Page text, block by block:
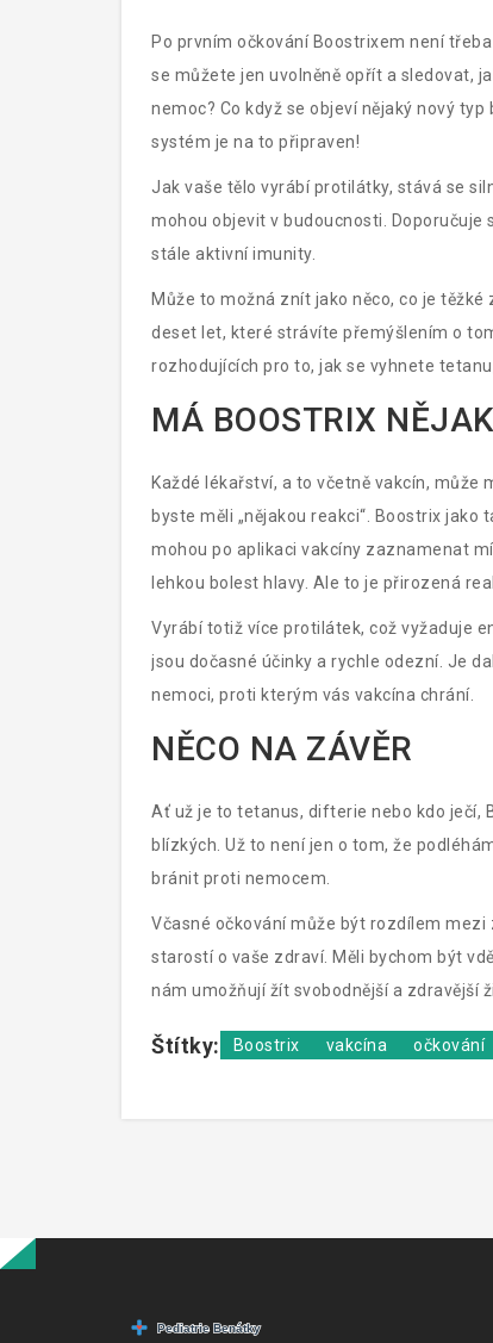
Po prvním očkování Boostrixem není
se můžete jen uvolněně opřít a sledovat,
nemoc? Co když se objeví nějaký nový
systém je na to připraven!
Jak vaše tělo vyrábí protilátky, stává se
mohou objevit v budoucnosti.
stále aktivní imunity.
Může to možná znít jako něco, co je
deset let, které strávíte přemýšlením o
rozhodujících pro to, jak se vyhnete
MÁ BOOSTRIX
Každé lékařství, a to včetně vakcín, může
byste měli „nějakou reakci“. Boostrix jako
mohou po aplikaci vakcíny zaznamenat
lehkou bolest hlavy. Ale to je přirozená
Vyrábí totiž více protilátek, což vyžaduje
jsou dočasné účinky a rychle odezní. Je
nemoci, proti kterým vás vakcína chrání.
NĚCO NA ZÁVĚR
Ať už je to tetanus, difterie nebo kdo ječí,
blízkých. Už to není jen o tom, že
bránit proti nemocem.
Včasné očkování může být rozdílem
starostí o vaše zdraví. Měli bychom být
nám umožňují žít svobodnější a zdravější
Štítky: Boostrix vakcína očkování